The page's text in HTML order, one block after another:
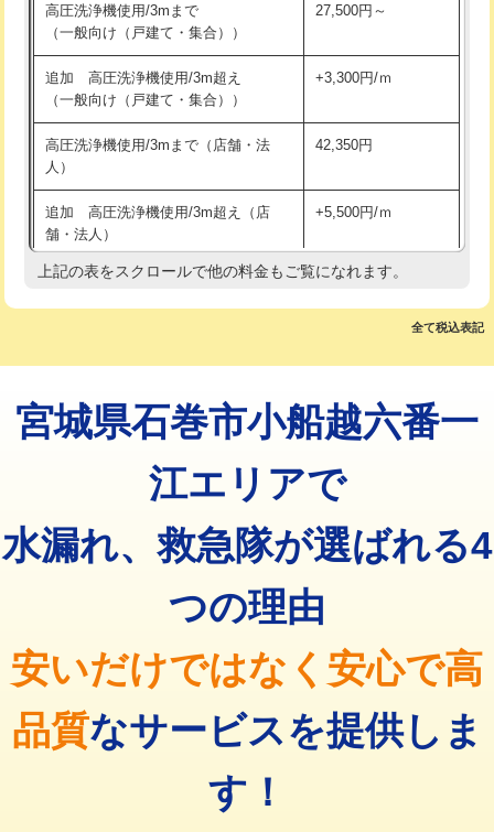
廃棄・処分 現場見積
※給水管工事は20mmまでの価格です。
持込商品取付（混合水栓）
持込商品取付（浄水器・分岐水栓） 16,500円
業）
排水管工事（追加 排水管工事/3ｍ超
え）
マス交換（土の掘削・埋め戻し作業） 11,000円~
マス交換（深さ50㎝以上） 66,000円
コンクリート斫り（厚さ10㎝超え） 38,500円
モルタル補修（厚さ10㎝まで） 27,500円
16,500円
廃棄・処分 現場見積
高圧洗浄機使用/3mまで
（一般向け（戸建て・集合））
27,500円～
追加 高圧洗浄機使用/3m超え
（一般向け（戸建て・集合））
+3,300円/ｍ
高圧洗浄機使用/3mまで（店舗・法
人）
42,350円
追加 高圧洗浄機使用/3m超え（店
舗・法人）
+5,500円/ｍ
高度高圧洗浄換 現地調査
トーラー機使用/3mまで 33,000円
追加トーラー機使用/3m超え +3,300円
8,800円
止水・漏水調査・防水処理・清掃・修
11,000円
止水・漏水調査・防水処理・清掃・修
22,000円
止水・漏水調査・防水処理・清掃・修
理・調整・分解・加工など（重作業）
33,000円
その他部品の脱着 8,800円～
上記の表をスクロールで他の料金もご覧になれます。
全て税込表記
宮城県石巻市小船越六番一
江エリアで
水漏れ、救急隊が選ばれる4
つの理由
安いだけではなく安心で高
品質なサービスを提供しま
す！